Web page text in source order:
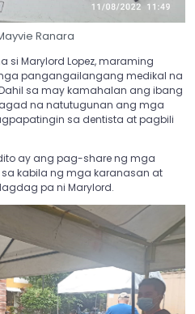
Ranara
si Marylord Lopez, maraming
pangangailangang medikal na
sa may kamahalan ang ibang
na natutugunan ang mga
sa dentista at pagbili
ay ang pag-share ng mga
kabila ng mga karanasan at
pa ni Marylord.